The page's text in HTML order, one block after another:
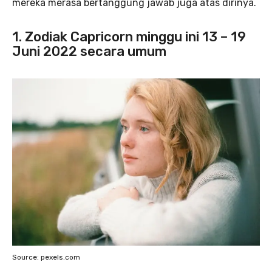
mereka merasa bertanggung jawab juga atas dirinya.
1. Zodiak Capricorn minggu ini 13 – 19
Juni 2022 secara umum
Source: pexels.com